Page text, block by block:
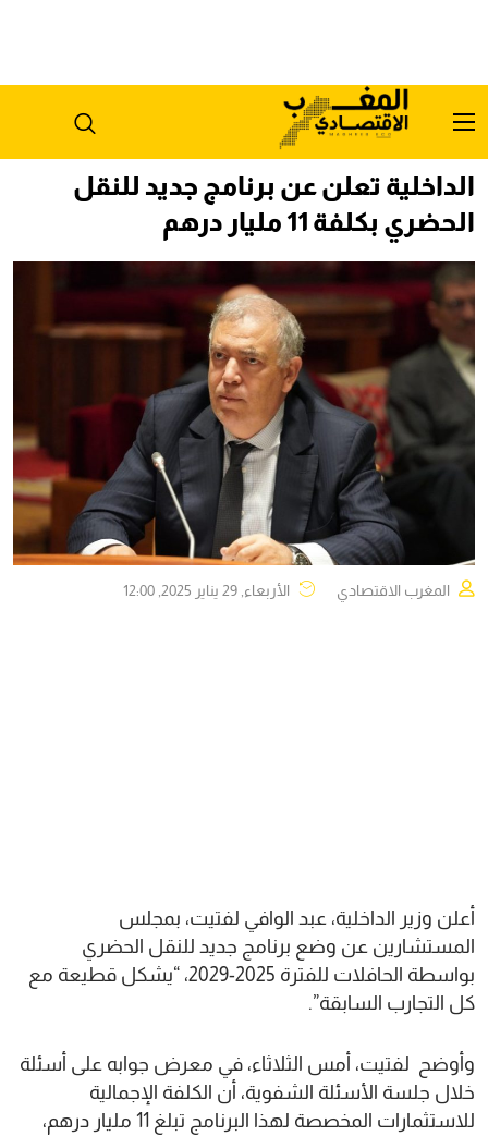
الداخلية تعلن عن برنامج جديد للنقل
الحضري بكلفة 11 مليار درهم
المغرب الاقتصادي الأربعاء, 29 يناير 2025, 12:00
أعلن وزير الداخلية، عبد الوافي لفتيت، بمجلس
المستشارين عن وضع برنامج جديد للنقل الحضري
بواسطة الحافلات للفترة 2025-2029، “يشكل قطيعة مع
كل التجارب السابقة”.
وأوضح لفتيت، أمس الثلاثاء، في معرض جوابه على أسئلة
خلال جلسة الأسئلة الشفوية، أن الكلفة الإجمالية
للاستثمارات المخصصة لهذا البرنامج تبلغ 11 مليار درهم،